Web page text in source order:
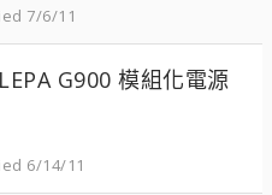
7/6/11
G900 模組化電源
6/14/11